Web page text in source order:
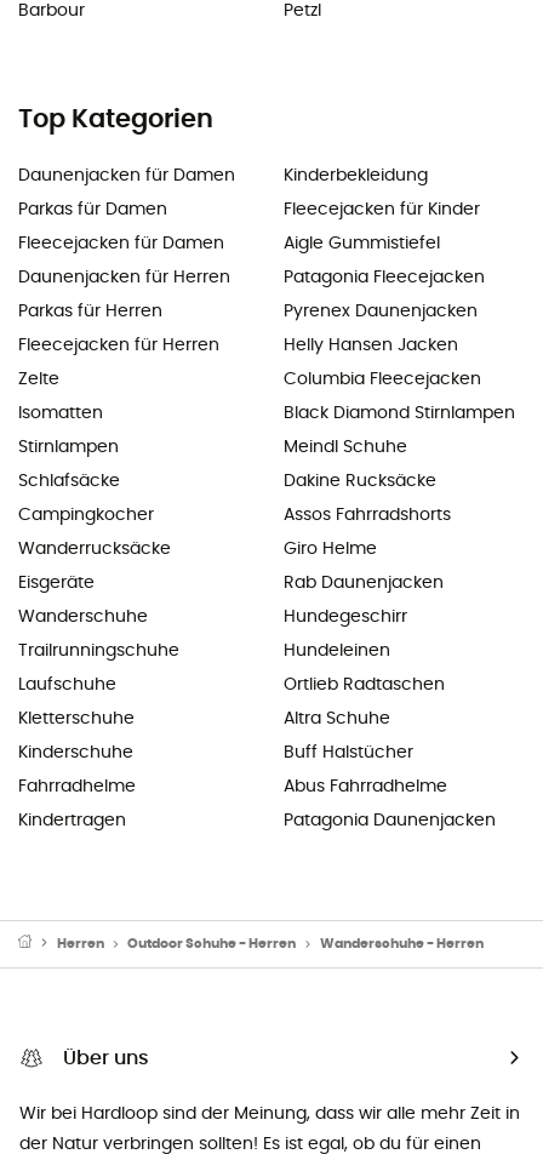
Barbour
Petzl
Top Kategorien
Daunenjacken für Damen
Parkas für Damen
Fleecejacken für Damen
Daunenjacken für Herren
Parkas für Herren
Fleecejacken für Herren
Zelte
Isomatten
Stirnlampen
Schlafsäcke
Campingkocher
Wanderrucksäcke
Eisgeräte
Wanderschuhe
Trailrunningschuhe
Laufschuhe
Kletterschuhe
Kinderschuhe
Fahrradhelme
Kindertragen
Kinderbekleidung
Fleecejacken für Kinder
Aigle Gummistiefel
Patagonia Fleecejacken
Pyrenex Daunenjacken
Helly Hansen Jacken
Columbia Fleecejacken
Black Diamond Stirnlampen
Meindl Schuhe
Dakine Rucksäcke
Assos Fahrradshorts
Giro Helme
Rab Daunenjacken
Hundegeschirr
Hundeleinen
Ortlieb Radtaschen
Altra Schuhe
Buff Halstücher
Abus Fahrradhelme
Patagonia Daunenjacken
Herren Outdoor Schuhe - Herren Wanderschuhe - Herren
Über uns
Wir bei Hardloop sind der Meinung, dass wir alle mehr Zeit in
der Natur verbringen sollten! Es ist egal, ob du für einen